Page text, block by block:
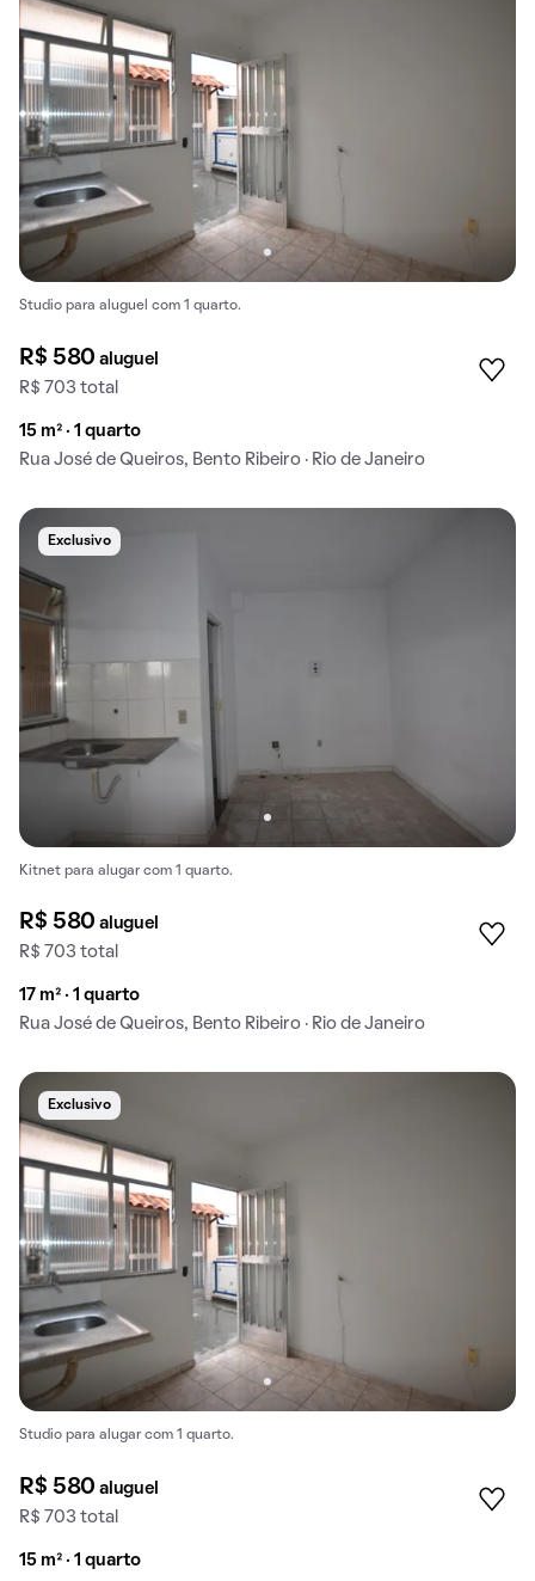
Studio para aluguel com 1 quarto.
R$ 580aluguel
R$ 703 total
15 m² · 1 quarto
Rua José de Queiros, Bento Ribeiro · Rio de Janeiro
Exclusivo
Kitnet para alugar com 1 quarto.
R$ 580aluguel
R$ 703 total
17 m² · 1 quarto
Rua José de Queiros, Bento Ribeiro · Rio de Janeiro
Exclusivo
Studio para alugar com 1 quarto.
R$ 580aluguel
R$ 703 total
15 m² · 1 quarto